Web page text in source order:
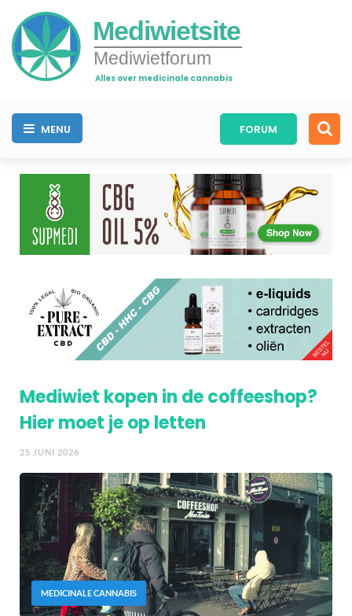
Mediwietsite
Mediwietforum
Alles over medicinale cannabis
MENU FORUM
Mediwiet kopen in de coffeeshop?
Hier moet je op letten
25 JUNI 2026
MEDICINALE CANNABIS